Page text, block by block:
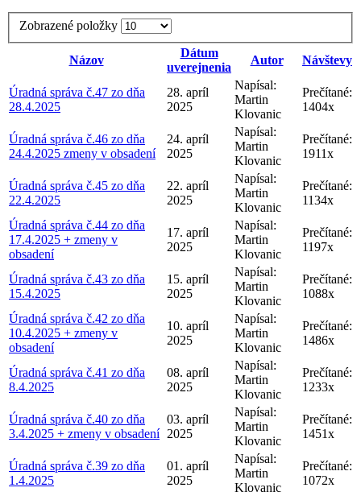
Zobrazené položky
Názov
Dátum
uverejnenia
Autor Návštevy
Úradná správa č.47 zo dňa
28.4.2025
28. apríl
2025
Napísal:
Martin
Klovanic
Prečítané:
1404x
Úradná správa č.46 zo dňa
24.4.2025 zmeny v obsadení
24. apríl
2025
Napísal:
Martin
Klovanic
Prečítané:
1911x
Úradná správa č.45 zo dňa
22.4.2025
22. apríl
2025
Napísal:
Martin
Klovanic
Prečítané:
1134x
Úradná správa č.44 zo dňa
17.4.2025 + zmeny v
obsadení
17. apríl
2025
Napísal:
Martin
Klovanic
Prečítané:
1197x
Úradná správa č.43 zo dňa
15.4.2025
15. apríl
2025
Napísal:
Martin
Klovanic
Prečítané:
1088x
Úradná správa č.42 zo dňa
10.4.2025 + zmeny v
obsadení
10. apríl
2025
Napísal:
Martin
Klovanic
Prečítané:
1486x
Úradná správa č.41 zo dňa
8.4.2025
08. apríl
2025
Napísal:
Martin
Klovanic
Prečítané:
1233x
Úradná správa č.40 zo dňa
3.4.2025 + zmeny v obsadení
03. apríl
2025
Napísal:
Martin
Klovanic
Prečítané:
1451x
Úradná správa č.39 zo dňa
1.4.2025
01. apríl
2025
Napísal:
Martin
Klovanic
Prečítané:
1072x